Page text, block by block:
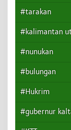
#tarakan
#kalimantan
#nunukan
#bulungan
#Hukrim
#gubernur